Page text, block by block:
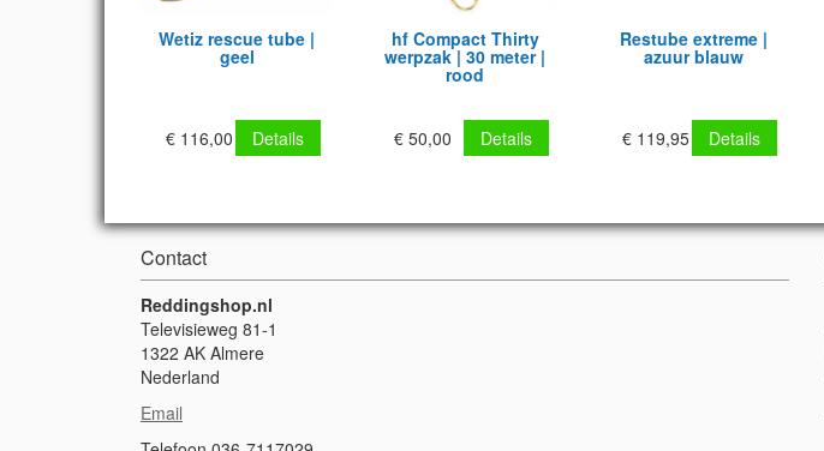
Wetiz rescue tube |
geel
€ 116,00 Details
hf Compact Thirty
werpzak | 30 meter |
rood
€ 50,00 Details
Restube extreme |
azuur blauw
€ 119,95 Details
Contact
Reddingshop.nl
Televisieweg 81-1
1322 AK Almere
Nederland
Email